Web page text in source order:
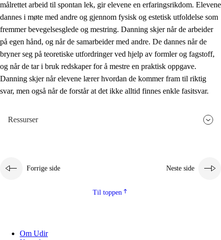
målrettet arbeid til spontan lek, gir elevene en erfaringsrikdom. Elevene
dannes i møte med andre og gjennom fysisk og estetisk utfoldelse som
fremmer bevegelsesglede og mestring. Danning skjer når de arbeider
på egen hånd, og når de samarbeider med andre. De dannes når de
bryner seg på teoretiske utfordringer ved hjelp av formler og fagstoff,
og når de tar i bruk redskaper for å mestre en praktisk oppgave.
Danning skjer når elevene lærer hvordan de kommer fram til riktig
svar, men også når de forstår at det ikke alltid finnes enkle fasitsvar.
Ressurser
Forrige side Neste side
Til toppen
Om Udir